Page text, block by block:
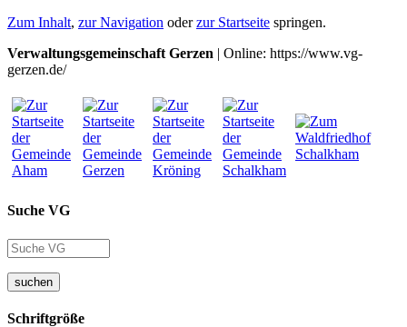
Zum Inhalt, zur Navigation oderzur Startseite springen.
Verwaltungsgemeinschaft Gerzen | Online: https://www.vg-
gerzen.de/
Suche VG
suchen
Schriftgröße